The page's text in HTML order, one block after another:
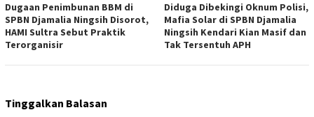
Dugaan Penimbunan BBM di
SPBN Djamalia Ningsih Disorot,
HAMI Sultra Sebut Praktik
Terorganisir
Diduga Dibekingi Oknum Polisi,
Mafia Solar di SPBN Djamalia
Ningsih Kendari Kian Masif dan
Tak Tersentuh APH
Tinggalkan Balasan